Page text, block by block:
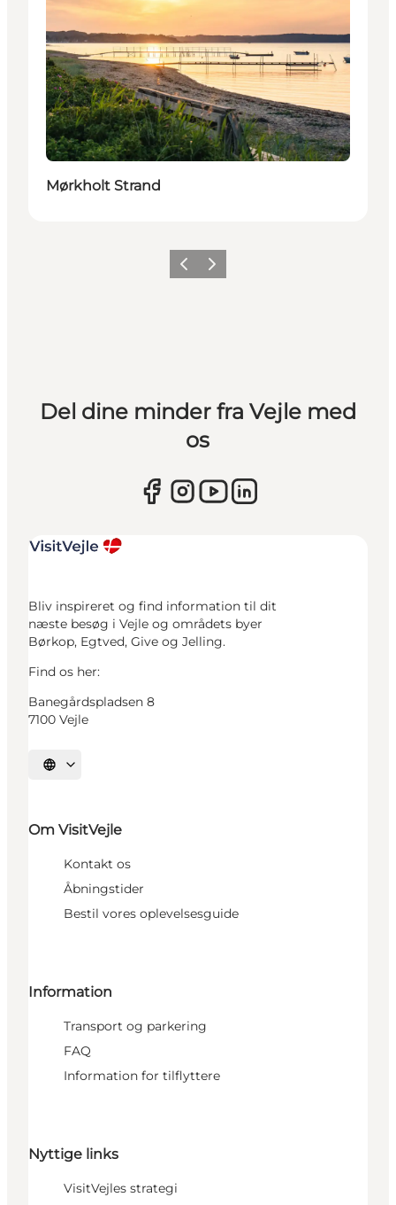
Mørkholt Strand
ForrigeNæste
Del dine minder fra Vejle med
os
Bliv inspireret og find information til dit
næste besøg i Vejle og områdets byer
Børkop, Egtved, Give og Jelling.
Find os her:
Banegårdspladsen 8
7100 Vejle
Vælg sprog
Om VisitVejle
Kontakt os
Åbningstider
Bestil vores oplevelsesguide
Information
Transport og parkering
FAQ
Information for tilflyttere
Nyttige links
VisitVejles strategi